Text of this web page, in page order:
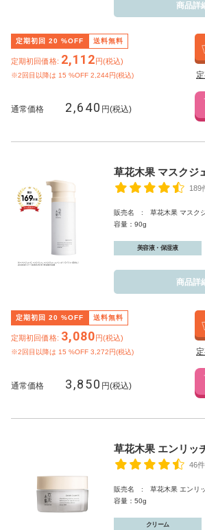
商品詳
定期初回 20 %OFF 送料無料
定期初回価格: 2,112円(税込)
※2回目以降は 15 %OFF 2,244円(税込)
通常価格 2,640 円(税込)
草花木果 マスクジ
189
販売名 : 草花木果 マスク
容量：90g
美容液・保湿液
商品詳
定期初回 20 %OFF 送料無料
定期初回価格: 3,080円(税込)
※2回目以降は 15 %OFF 3,272円(税込)
通常価格 3,850 円(税込)
草花木果 エンリッ
46件
販売名 : 草花木果 エンリ
容量：50g
クリーム